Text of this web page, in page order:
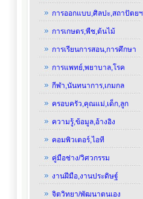
การออกแบบ,ศิลปะ,สถาปัตยฯ
การเกษตร,พืช,ต้นไม้
การเรียนการสอน,การศึกษา
การแพทย์,พยาบาล,โรค
กีฬา,นันทนาการ,เกมกล
ครอบครัว,คุณแม่,เด็ก,ลูก
ความรู้,ข้อมูล,อ้างอิง
คอมพิวเตอร์,ไอที
คู่มือช่าง/วิศวกรรม
งานฝีมือ,งานประดิษฐ์
จิตวิทยา/พัฒนาตนเอง